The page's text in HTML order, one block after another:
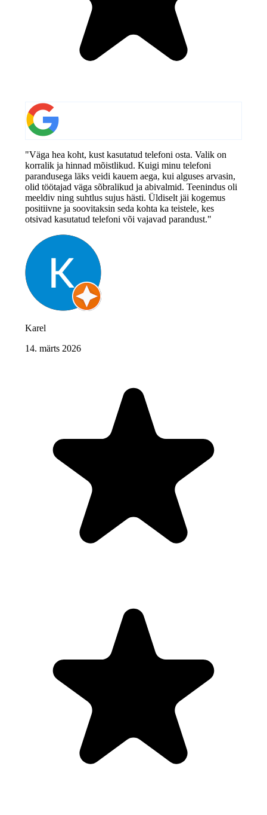
"Väga hea koht, kust kasutatud telefoni osta. Valik on
korralik ja hinnad mõistlikud. Kuigi minu telefoni
parandusega läks veidi kauem aega, kui alguses arvasin,
olid töötajad väga sõbralikud ja abivalmid. Teenindus oli
meeldiv ning suhtlus sujus hästi. Üldiselt jäi kogemus
positiivne ja soovitaksin seda kohta ka teistele, kes
otsivad kasutatud telefoni või vajavad parandust."
Karel
14. märts 2026